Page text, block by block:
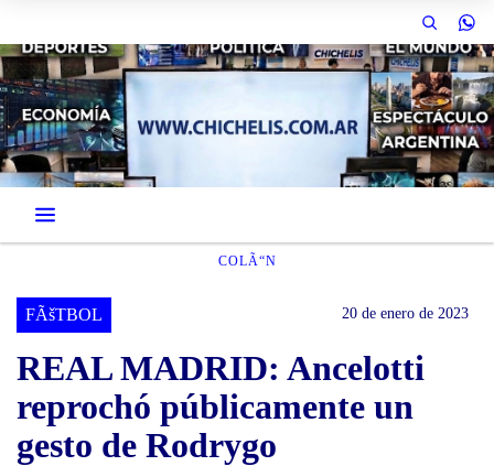
COLÃ“N
FÃšTBOL 20 de enero de 2023
REAL MADRID: Ancelotti
reprochó públicamente un
gesto de Rodrygo